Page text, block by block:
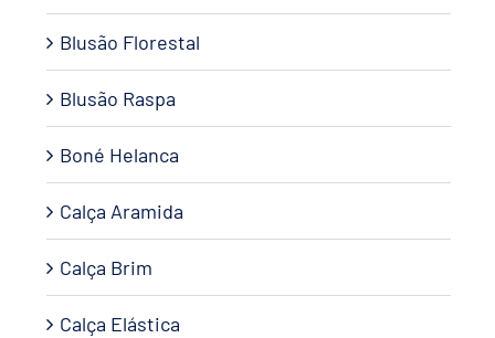
Blusão Florestal
Blusão Raspa
Boné Helanca
Calça Aramida
Calça Brim
Calça Elástica